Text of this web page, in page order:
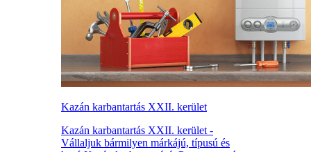
Kazán karbantartás XXII. kerület
Kazán karbantartás XXII. kerület -
Vállaljuk bármilyen márkájú, típusú és